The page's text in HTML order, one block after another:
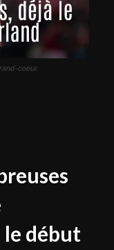
coeur.
le début